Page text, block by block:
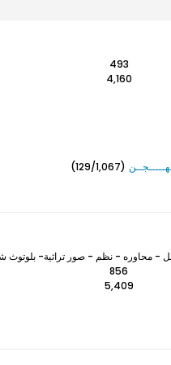
493
4,160
(129/1,067)
محاوره - نظم - صور تراثية- بلوتوث
856
5,409